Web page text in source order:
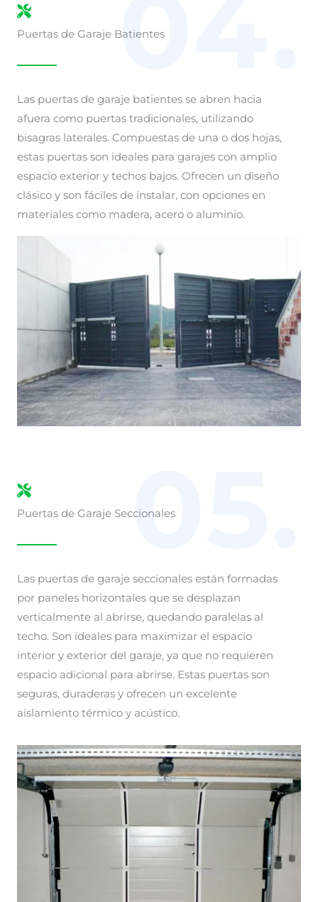
Puertas de Garaje Batientes04.
Las puertas de garaje batientes se abren hacia
afuera como puertas tradicionales, utilizando
bisagras laterales. Compuestas de una o dos hojas,
estas puertas son ideales para garajes con amplio
espacio exterior y techos bajos. Ofrecen un diseño
clásico y son fáciles de instalar, con opciones en
materiales como madera, acero o aluminio.
Puertas de Garaje Seccionales05.
Las puertas de garaje seccionales están formadas
por paneles horizontales que se desplazan
verticalmente al abrirse, quedando paralelas al
techo. Son ideales para maximizar el espacio
interior y exterior del garaje, ya que no requieren
espacio adicional para abrirse. Estas puertas son
seguras, duraderas y ofrecen un excelente
aislamiento térmico y acústico.